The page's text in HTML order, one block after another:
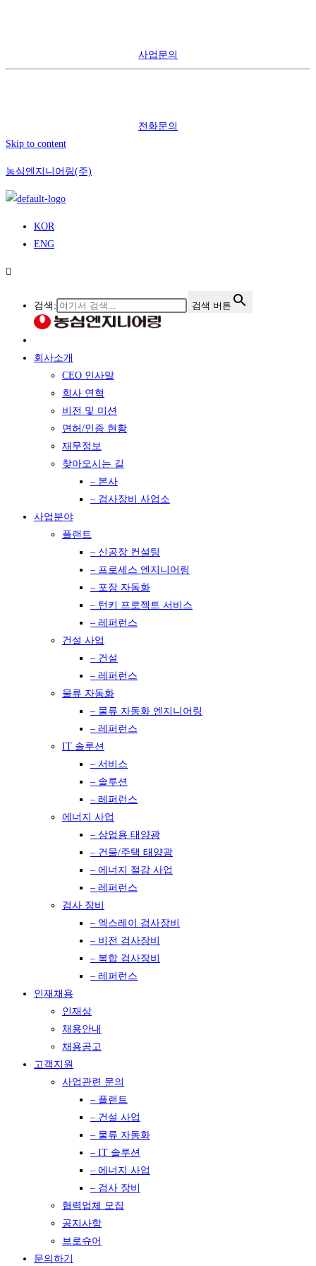
사업문의
전화문의
Skip to content
농심엔지니어링(주)
KOR
ENG
검색: 검색 버튼
회사소개
CEO 인사말
회사 연혁
비전 및 미션
면허/인증 현황
재무정보
찾아오시는 길
– 본사
– 검사장비 사업소
사업분야
플랜트
– 신공장 컨설팅
– 프로세스 엔지니어링
– 포장 자동화
– 턴키 프로젝트 서비스
– 레퍼런스
건설 사업
– 건설
– 레퍼런스
물류 자동화
– 물류 자동화 엔지니어링
– 레퍼런스
IT 솔루션
– 서비스
– 솔루션
– 레퍼런스
에너지 사업
– 상업용 태양광
– 건물/주택 태양광
– 에너지 절감 사업
– 레퍼런스
검사 장비
– 엑스레이 검사장비
– 비전 검사장비
– 복합 검사장비
– 레퍼런스
인재채용
인재상
채용안내
채용공고
고객지원
사업관련 문의
– 플랜트
– 건설 사업
– 물류 자동화
– IT 솔루션
– 에너지 사업
– 검사 장비
협력업체 모집
공지사항
브로슈어
문의하기